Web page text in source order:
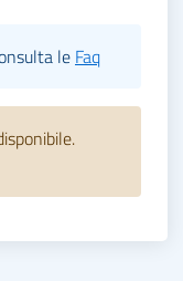
le Faq